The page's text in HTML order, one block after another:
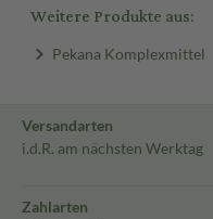
Weitere Produkte aus:
Pekana Komplexmittel
Versandarten
i.d.R. am nächsten Werktag
Zahlarten